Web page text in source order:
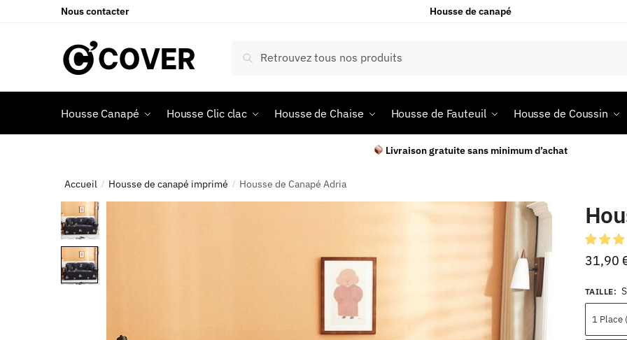
Nous contacter Housse de canapé
Recherche
Housse Canapé Housse Clic clac Housse de Chaise Housse de Fauteuil Housse de Coussin
Livraison gratuite sans minimum d’achat
Accueil / Housse de canapé imprimé / Housse de Canapé Adria
31,90
TAILLE:
1 Place